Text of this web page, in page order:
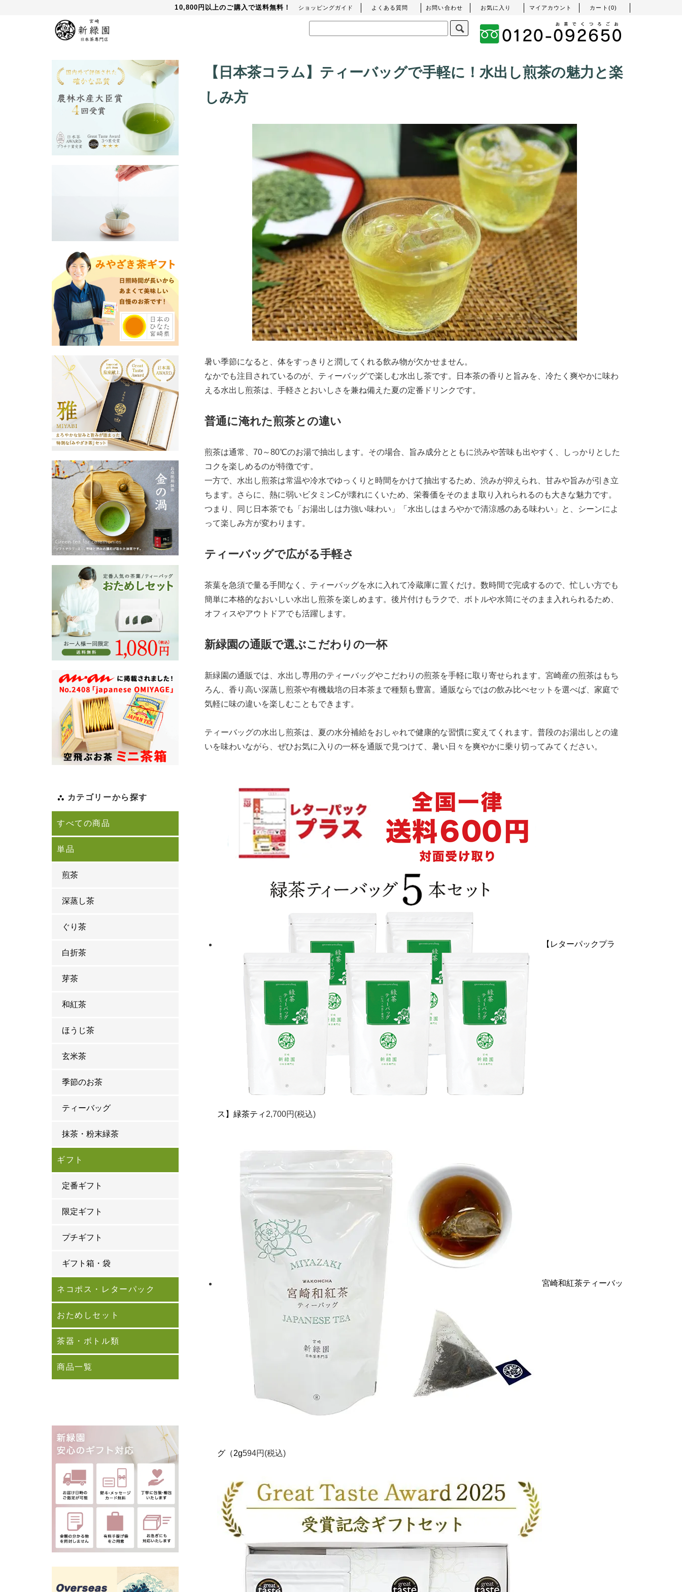
10,800円以上のご購入で送料無料！ ショッピングガイド よくある質問 お問い合わせ お気に入り マイアカウント カート(0)
【日本茶コラム】ティーバッグで手軽に！水出し煎茶の魅力と楽
しみ方
暑い季節になると、体をすっきりと潤してくれる飲み物が欠かせません。
なかでも注目されているのが、ティーバッグで楽しむ水出し茶です。日本茶の香りと旨みを、冷たく爽やかに味わ
える水出し煎茶は、手軽さとおいしさを兼ね備えた夏の定番ドリンクです。
普通に淹れた煎茶との違い
煎茶は通常、70～80℃のお湯で抽出します。その場合、旨み成分とともに渋みや苦味も出やすく、しっかりとした
コクを楽しめるのが特徴です。
一方で、水出し煎茶は常温や冷水でゆっくりと時間をかけて抽出するため、渋みが抑えられ、甘みや旨みが引き立
ちます。さらに、熱に弱いビタミンCが壊れにくいため、栄養価をそのまま取り入れられるのも大きな魅力です。
つまり、同じ日本茶でも「お湯出しは力強い味わい」「水出しはまろやかで清涼感のある味わい」と、シーンによ
って楽しみ方が変わります。
ティーバッグで広がる手軽さ
茶葉を急須で量る手間なく、ティーバッグを水に入れて冷蔵庫に置くだけ。数時間で完成するので、忙しい方でも
簡単に本格的なおいしい水出し煎茶を楽しめます。後片付けもラクで、ボトルや水筒にそのまま入れられるため、
オフィスやアウトドアでも活躍します。
新緑園の通販で選ぶこだわりの一杯
新緑園の通販では、水出し専用のティーバッグやこだわりの煎茶を手軽に取り寄せられます。宮崎産の煎茶はもち
ろん、香り高い深蒸し煎茶や有機栽培の日本茶まで種類も豊富。通販ならではの飲み比べセットを選べば、家庭で
気軽に味の違いを楽しむこともできます。
ティーバッグの水出し煎茶は、夏の水分補給をおしゃれで健康的な習慣に変えてくれます。普段のお湯出しとの違
いを味わいながら、ぜひお気に入りの一杯を通販で見つけて、暑い日々を爽やかに乗り切ってみてください。
【レターパックプラ
ス】緑茶ティ 2,700円(税込)
宮崎和紅茶ティーバッ
グ（2g594円(税込)
カテゴリーから探す
すべての商品
単品
煎茶
深蒸し茶
ぐり茶
白折茶
芽茶
和紅茶
ほうじ茶
玄米茶
季節のお茶
ティーバッグ
抹茶・粉末緑茶
ギフト
定番ギフト
限定ギフト
プチギフト
ギフト箱・袋
ネコポス・レターパック
おためしセット
茶器・ボトル類
商品一覧